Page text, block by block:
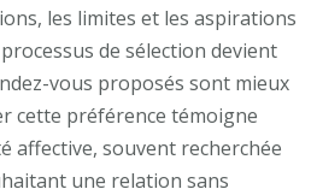
les limites et les aspirations
de sélection devient
vous proposés sont mieux
cette préférence témoigne
affective, souvent recherchée
une relation sans